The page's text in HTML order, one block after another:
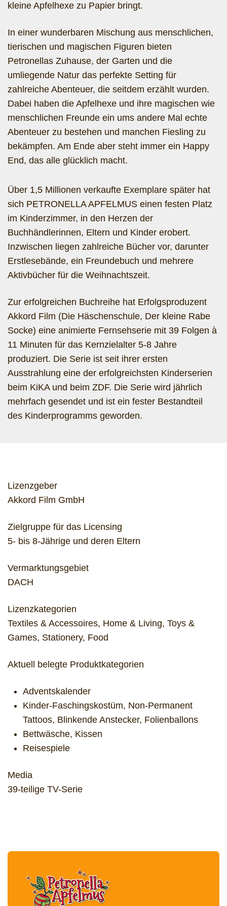
kleine Apfelhexe zu Papier bringt.
In einer wunderbaren Mischung aus menschlichen,
tierischen und magischen Figuren bieten
Petronellas Zuhause, der Garten und die
umliegende Natur das perfekte Setting für
zahlreiche Abenteuer, die seitdem erzählt wurden.
Dabei haben die Apfelhexe und ihre magischen wie
menschlichen Freunde ein ums andere Mal echte
Abenteuer zu bestehen und manchen Fiesling zu
bekämpfen. Am Ende aber steht immer ein Happy
End, das alle glücklich macht.
Über 1,5 Millionen verkaufte Exemplare später hat
sich PETRONELLA APFELMUS einen festen Platz
im Kinderzimmer, in den Herzen der
Buchhändlerinnen, Eltern und Kinder erobert.
Inzwischen liegen zahlreiche Bücher vor, darunter
Erstlesebände, ein Freundebuch und mehrere
Aktivbücher für die Weihnachtszeit.
Zur erfolgreichen Buchreihe hat Erfolgsproduzent
Akkord Film (Die Häschenschule, Der kleine Rabe
Socke) eine animierte Fernsehserie mit 39 Folgen à
11 Minuten für das Kernzielalter 5-8 Jahre
produziert. Die Serie ist seit ihrer ersten
Ausstrahlung eine der erfolgreichsten Kinderserien
beim KiKA und beim ZDF. Die Serie wird jährlich
mehrfach gesendet und ist ein fester Bestandteil
des Kinderprogramms geworden.
Lizenzgeber
Akkord Film GmbH
Zielgruppe für das Licensing
5- bis 8-Jährige und deren Eltern
Vermarktungsgebiet
DACH
Lizenzkategorien
Textiles & Accessoires, Home & Living, Toys &
Games, Stationery, Food
Aktuell belegte Produktkategorien
Adventskalender
Kinder-Faschingskostüm, Non-Permanent
Tattoos, Blinkende Anstecker, Folienballons
Bettwäsche, Kissen
Reisespiele
Media
39-teilige TV-Serie